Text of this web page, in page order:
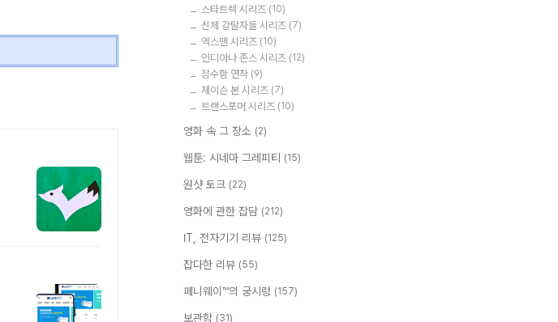
스타트렉 시리즈 (10)
신체 강탈자들 시리즈 (7)
엑스맨 시리즈 (10)
인디아나 존스 시리즈 (12)
잠수함 연작 (9)
제이슨 본 시리즈 (7)
트랜스포머 시리즈 (10)
영화 속 그 장소 (2)
웹툰: 시네마 그레피티 (15)
원샷 토크 (22)
영화에 관한 잡담 (212)
IT, 전자기기 리뷰 (125)
잡다한 리뷰 (55)
페니웨이™의 궁시렁 (157)
보관함 (31)